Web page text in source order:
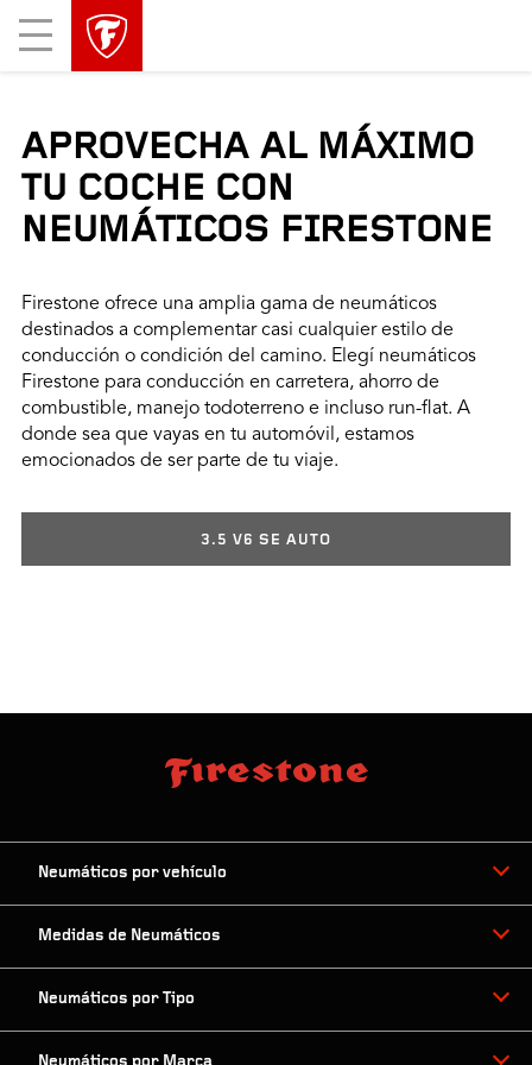
Mobile
Menu
APROVECHA AL MÁXIMO
TU COCHE CON
NEUMÁTICOS FIRESTONE
Firestone ofrece una amplia gama de neumáticos
destinados a complementar casi cualquier estilo de
conducción o condición del camino. Elegí neumáticos
Firestone para conducción en carretera, ahorro de
combustible, manejo todoterreno e incluso run-flat. A
donde sea que vayas en tu automóvil, estamos
emocionados de ser parte de tu viaje.
3.5 V6 SE AUTO
Neumáticos por vehículo
Medidas de Neumáticos
Neumáticos por Tipo